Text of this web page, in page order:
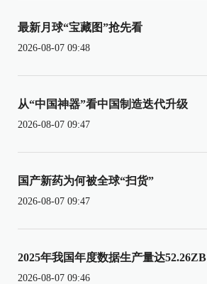
最新月球“宝藏图”抢先看
2026-08-07 09:48
从“中国神器”看中国制造迭代升级
2026-08-07 09:47
国产新药为何被全球“扫货”
2026-08-07 09:47
2025年我国年度数据生产量达52.26ZB
2026-08-07 09:46